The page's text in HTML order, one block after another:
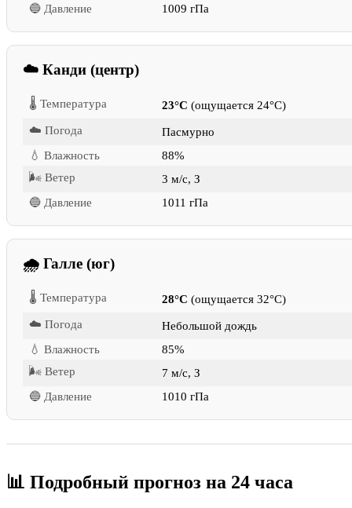
🔵 Давление
1009 гПа
☁️ Канди (центр)
🌡 Температура 23°C (ощущается 24°C)
☁️ Погода
Пасмурно
💧 Влажность
88%
🌬 Ветер
3 м/с, З
🔵 Давление
1011 гПа
🌧 Галле (юг)
🌡 Температура 28°C (ощущается 32°C)
☁️ Погода
Небольшой дождь
💧 Влажность
85%
🌬 Ветер
7 м/с, З
🔵 Давление
1010 гПа
📊 Подробный прогноз на 24 часа